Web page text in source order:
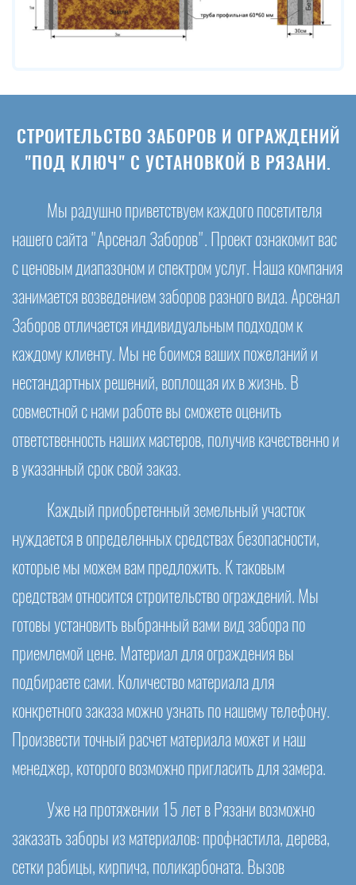
СТРОИТЕЛЬСТВО ЗАБОРОВ И ОГРАЖДЕНИЙ
"ПОД КЛЮЧ" С УСТАНОВКОЙ В РЯЗАНИ.
Мы радушно приветствуем каждого посетителя
нашего сайта "Арсенал Заборов". Проект ознакомит вас
с ценовым диапазоном и спектром услуг. Наша компания
занимается возведением заборов разного вида. Арсенал
Заборов отличается индивидуальным подходом к
каждому клиенту. Мы не боимся ваших пожеланий и
нестандартных решений, воплощая их в жизнь. В
совместной с нами работе вы сможете оценить
ответственность наших мастеров, получив качественно и
в указанный срок свой заказ.
Каждый приобретенный земельный участок
нуждается в определенных средствах безопасности,
которые мы можем вам предложить. К таковым
средствам относится строительство ограждений. Мы
готовы установить выбранный вами вид забора по
приемлемой цене. Материал для ограждения вы
подбираете сами. Количество материала для
конкретного заказа можно узнать по нашему телефону.
Произвести точный расчет материала может и наш
менеджер, которого возможно пригласить для замера.
Уже на протяжении 15 лет в Рязани возможно
заказать заборы из материалов: профнастила, дерева,
сетки рабицы, кирпича, поликарбоната. Вызов